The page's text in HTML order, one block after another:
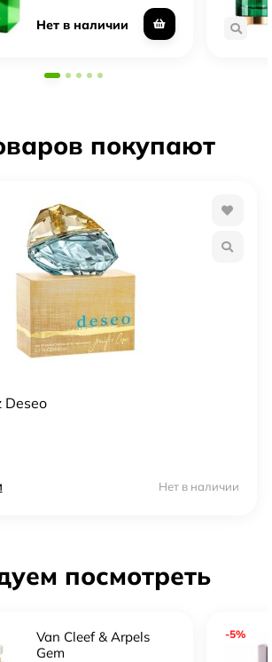
Нет в наличии
покупают
Deseo
Нет в наличии
посмотреть
Van Cleef & Arpels
Gem
-5%